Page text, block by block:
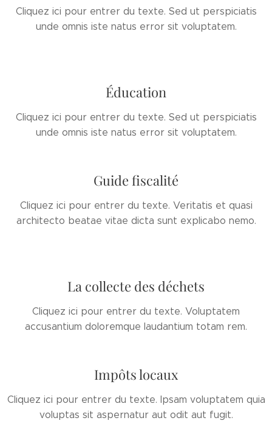
Cliquez ici pour entrer du texte. Sed ut perspiciatis
unde omnis iste natus error sit voluptatem.
Éducation
Cliquez ici pour entrer du texte. Sed ut perspiciatis
unde omnis iste natus error sit voluptatem.
Guide fiscalité
Cliquez ici pour entrer du texte. Veritatis et quasi
architecto beatae vitae dicta sunt explicabo nemo.
La collecte des déchets
Cliquez ici pour entrer du texte. Voluptatem
accusantium doloremque laudantium totam rem.
Impôts locaux
Cliquez ici pour entrer du texte. Ipsam voluptatem quia
voluptas sit aspernatur aut odit aut fugit.